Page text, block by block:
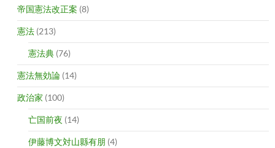
帝国憲法改正案 (8)
憲法 (213)
憲法典 (76)
憲法無効論 (14)
政治家 (100)
亡国前夜 (14)
伊藤博文対山縣有朋 (4)